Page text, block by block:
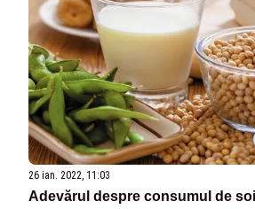
26 ian. 2022, 11:03
Adevărul despre consumul de